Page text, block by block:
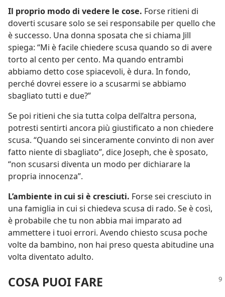
Il proprio modo di vedere le cose. Forse ritieni di
doverti scusare solo se sei responsabile per quello che
è successo. Una donna sposata che si chiama Jill
spiega: “Mi è facile chiedere scusa quando so di avere
torto al cento per cento. Ma quando entrambi
abbiamo detto cose spiacevoli, è dura. In fondo,
perché dovrei essere io a scusarmi se abbiamo
sbagliato tutti e due?”
Se poi ritieni che sia tutta colpa dell’altra persona,
potresti sentirti ancora più giustificato a non chiedere
scusa. “Quando sei sinceramente convinto di non aver
fatto niente di sbagliato”, dice Joseph, che è sposato,
“non scusarsi diventa un modo per dichiarare la
propria innocenza”.
L’ambiente in cui si è cresciuti. Forse sei cresciuto in
una famiglia in cui si chiedeva scusa di rado. Se è così,
è probabile che tu non abbia mai imparato ad
ammettere i tuoi errori. Avendo chiesto scusa poche
volte da bambino, non hai preso questa abitudine una
volta diventato adulto.
COSA PUOI FARE